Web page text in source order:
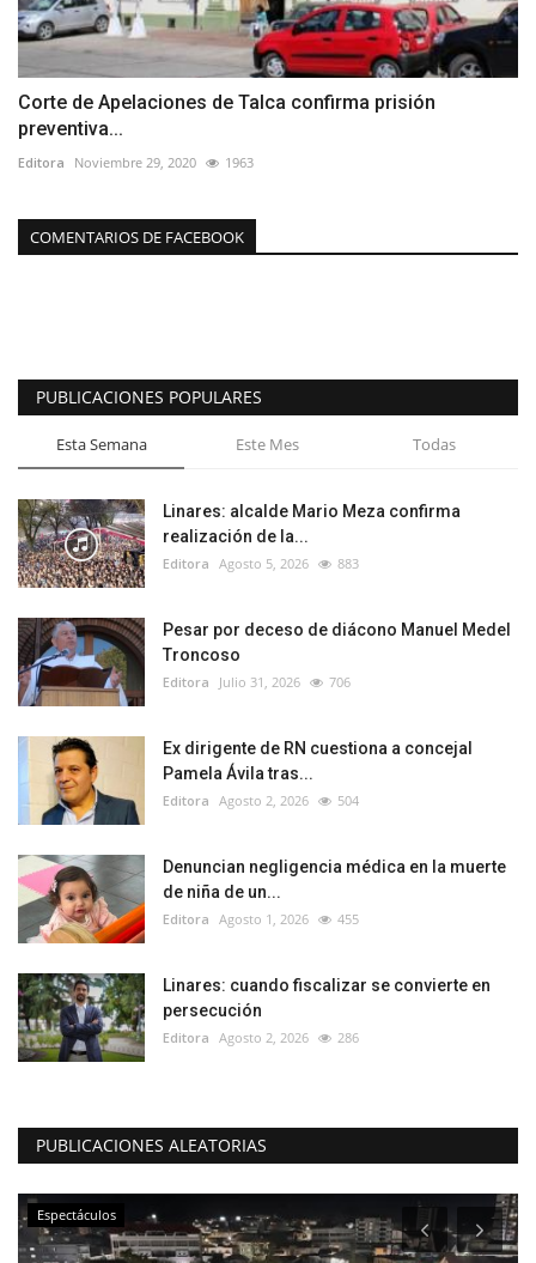
Corte de Apelaciones de Talca confirma prisión
preventiva...
Editora Noviembre 29, 2020 1963
COMENTARIOS DE FACEBOOK
PUBLICACIONES POPULARES
Esta Semana Este Mes Todas
Linares: alcalde Mario Meza confirma
realización de la...
Editora Agosto 5, 2026 883
Pesar por deceso de diácono Manuel Medel
Troncoso
Editora Julio 31, 2026 706
Ex dirigente de RN cuestiona a concejal
Pamela Ávila tras...
Editora Agosto 2, 2026 504
Denuncian negligencia médica en la muerte
de niña de un...
Editora Agosto 1, 2026 455
Linares: cuando fiscalizar se convierte en
persecución
Editora Agosto 2, 2026 286
PUBLICACIONES ALEATORIAS
Espectáculos